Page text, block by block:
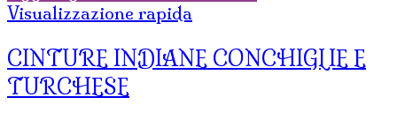
Visualizzazione rapida
CINTURE INDIANE CONCHIGLIE E
TURCHESE